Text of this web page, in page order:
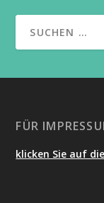
FÜR
klicken Sie auf